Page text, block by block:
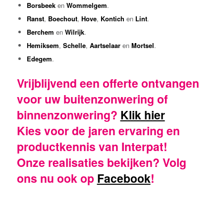
Borsbeeken Wommelgem.
Ranst, Boechout, Hove, Kontich en Lint.
Berchem en Wilrijk.
Hemiksem, Schelle, Aartselaaren Mortsel.
Edegem.
Vrijblijvend een offerte ontvangen
voor uw buitenzonwering of
binnenzonwering? Klik hier
Kies voor de jaren ervaring en
productkennis van Interpat!
Onze realisaties bekijken? Volg
ons nu ook op Facebook!